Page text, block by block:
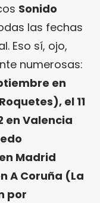
Sonido
las fechas
Eso sí, ojo,
numerosas:
en
el 11
en Valencia
Madrid
A Coruña (La
por